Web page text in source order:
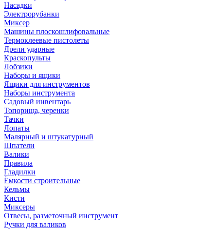
Насадки
Электрорубанки
Миксер
Машины плоскошлифовальные
Термоклеевые пистолеты
Дрели ударные
Краскопульты
Лобзики
Наборы и ящики
Ящики для инструментов
Наборы инструмента
Садовый инвентарь
Топорища, черенки
Тачки
Лопаты
Малярный и штукатурный
Шпатели
Валики
Правила
Гладилки
Ёмкости строительные
Кельмы
Кисти
Миксеры
Отвесы, разметочный инструмент
Ручки для валиков